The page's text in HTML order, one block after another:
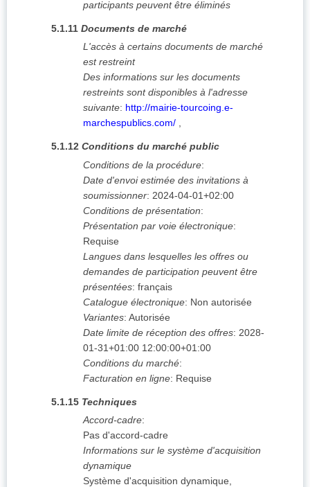
participants peuvent être éliminés
5.1.11 Documents de marché
L'accès à certains documents de marché
est restreint
Des informations sur les documents
restreints sont disponibles à l'adresse
suivante: http://mairie-tourcoing.e-
marchespublics.com/
5.1.12 Conditions du marché public
Conditions de la procédure:
Date d'envoi estimée des invitations à
soumissionner: 2024-04-01+02:00
Conditions de présentation:
Présentation par voie électronique:
Requise
Langues dans lesquelles les offres ou
demandes de participation peuvent être
présentées: français
Catalogue électronique: Non autorisée
Variantes: Autorisée
Date limite de réception des offres: 2028-
01-31+01:00 12:00:00+01:00
Conditions du marché:
Facturation en ligne: Requise
5.1.15 Techniques
Accord-cadre:
Pas d'accord-cadre
Informations sur le système d'acquisition
dynamique
Système d'acquisition dynamique,